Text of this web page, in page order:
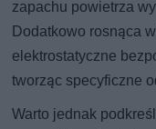
zapachu powietrza
Dodatkowo rosnąca
elektrostatyczne
tworząc specyficzne
Warto jednak